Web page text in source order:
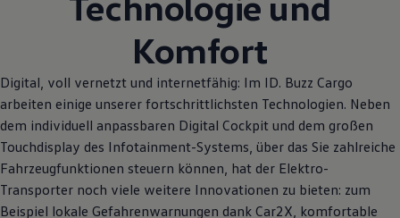
Komfort
Digital, voll vernetzt und internetfähig: Im ID. Buzz Cargo
arbeiten einige unserer fortschrittlichsten Technologien. Neben
dem individuell anpassbaren Digital Cockpit und dem großen
Touchdisplay des Infotainment-Systems, über das Sie zahlreiche
Fahrzeugfunktionen steuern können, hat der Elektro-
Transporter noch viele weitere Innovationen zu bieten: zum
Beispiel lokale Gefahrenwarnungen dank Car2X, komfortable